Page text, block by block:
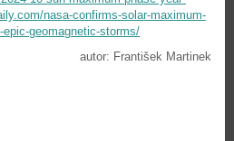
nasa-confirms-solar-maximum-
epic-geomagnetic-storms/
autor: František Martinek